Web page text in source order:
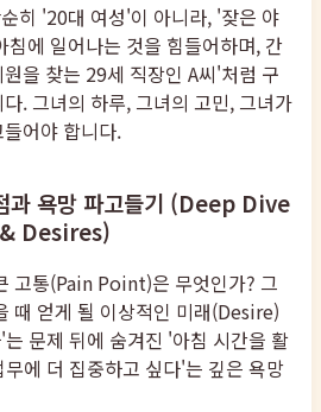
히 '20대 여성'이 아니라, '잦은 야
침에 일어나는 것을 힘들어하며, 간
을 찾는 29세 직장인 A씨'처럼 구
. 그녀의 하루, 그녀의 고민, 그녀가
어야 합니다.
과 욕망 파고들기 (Deep Dive
Desires)
고통(Pain Point)은 무엇인가? 그
때 얻게 될 이상적인 미래(Desire)
문제 뒤에 숨겨진 '아침 시간을 활
에 더 집중하고 싶다'는 깊은 욕망